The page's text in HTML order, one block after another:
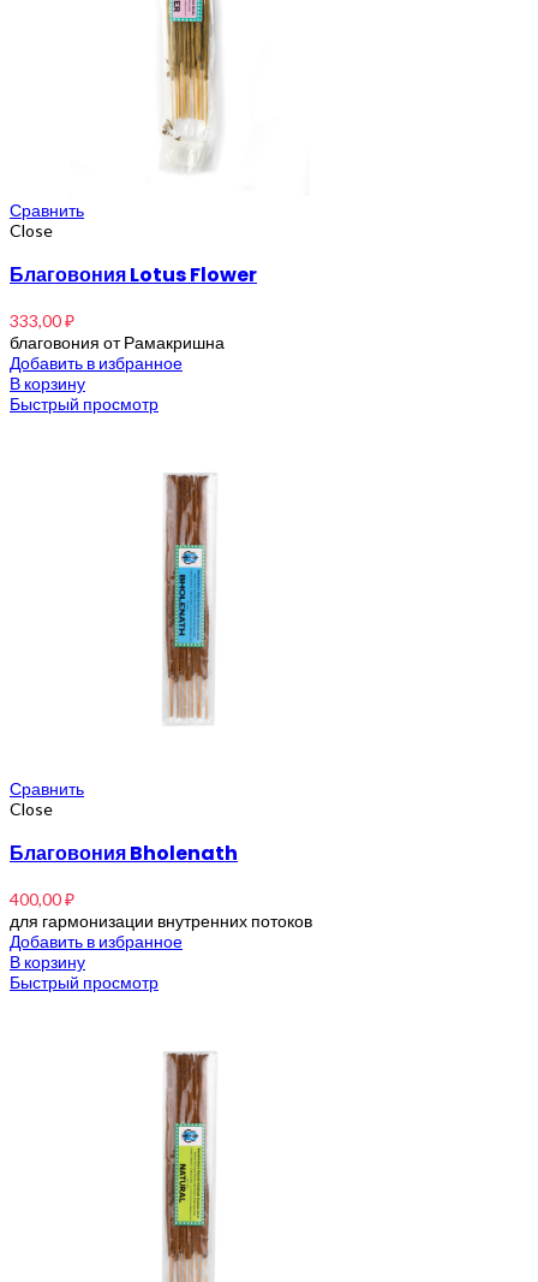
Сравнить
Close
Благовония Lotus Flower
333,00₽
благовония от Рамакришна
Добавить в избранное
В корзину
Быстрый просмотр
Сравнить
Close
Благовония Bholenath
400,00₽
для гармонизации внутренних потоков
Добавить в избранное
В корзину
Быстрый просмотр